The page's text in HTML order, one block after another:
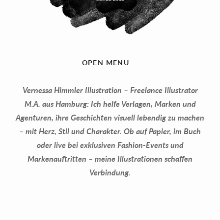
OPEN MENU
Vernessa Himmler Illustration – Freelance Illustrator
M.A. aus Hamburg: Ich helfe Verlagen, Marken und
Agenturen, ihre Geschichten visuell lebendig zu machen
– mit Herz, Stil und Charakter. Ob auf Papier, im Buch
oder live bei exklusiven Fashion-Events und
Markenauftritten – meine Illustrationen schaffen
Verbindung.